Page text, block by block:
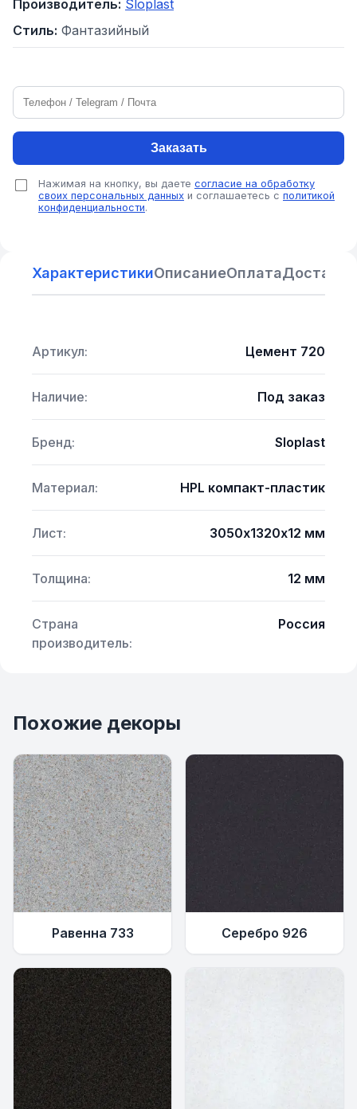
Производитель: Sloplast
Стиль: Фантазийный
Заказать
Нажимая на кнопку, вы даете согласие на обработку
своих персональных данных и соглашаетесь с политикой
конфиденциальности.
ХарактеристикиОписаниеОплатаДоставка
Артикул: Цемент 720
Наличие: Под заказ
Бренд: Sloplast
Материал: HPL компакт-пластик
Лист: 3050х1320х12 мм
Толщина: 12 мм
Страна
производитель:
Россия
Похожие декоры
Равенна 733 Серебро 926